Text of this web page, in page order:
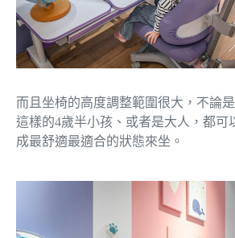
而且坐椅的高度調整範圍很大，不論
這樣的4歲半小孩、或者是大人，都可
成最舒適最適合的狀態來坐。